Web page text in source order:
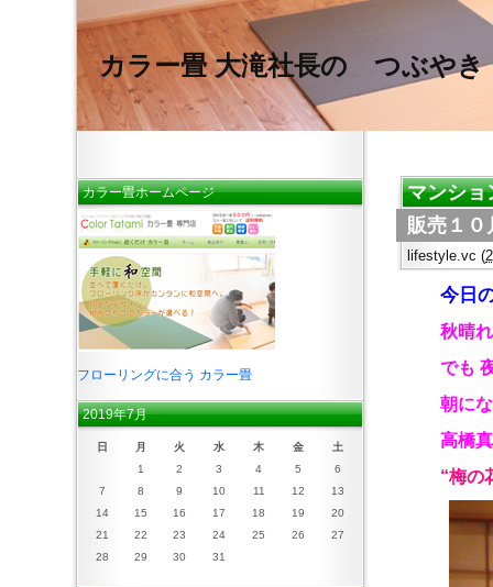
カラー畳 大滝社長の つぶやき
マンショ
販売１０
lifestyle.vc (
今日
秋晴
でも
朝に
高橋
“梅の
カラー畳ホームページ
フローリングに合う カラー畳
2019年7月
日 月 火 水 木 金
土
1
2 3 4 5
6
7
8 9 10 11 12
13
14
15 16 17 18 19
20
21
22 23 24 25 26
27
28
29 30 31